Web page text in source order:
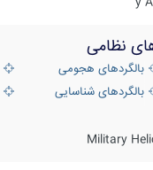
نظامی
بالگردهای هجومی
بالگردهای شناسایی
Military